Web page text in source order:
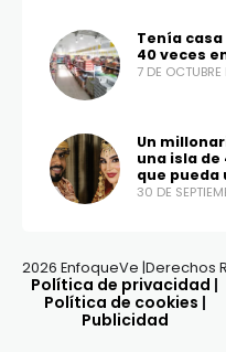
Tenía
40 veces
7 DE
Un
una isla
que pueda
30 DE
2026 EnfoqueVe |Derechos
Política de privacidad |
Política de cookies |
Publicidad